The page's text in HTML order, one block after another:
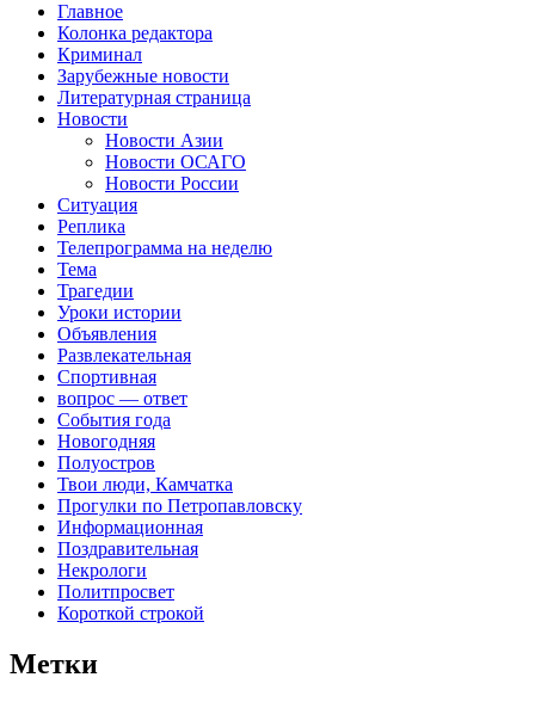
Главное
Колонка редактора
Криминал
Зарубежные новости
Литературная страница
Новости
Новости Азии
Новости ОСАГО
Новости России
Ситуация
Реплика
Телепрограмма на неделю
Тема
Трагедии
Уроки истории
Объявления
Развлекательная
Спортивная
вопрос — ответ
События года
Новогодняя
Полуостров
Твои люди, Камчатка
Прогулки по Петропавловску
Информационная
Поздравительная
Некрологи
Политпросвет
Короткой строкой
Метки